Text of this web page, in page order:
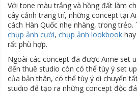
Với tone màu trắng và hồng đất làm
cây cảnh trang trí, những concept tại
cách Hàn Quốc nhẹ nhàng, trong
chụp ảnh cưới, chụp ảnh lookbook hay
rất phù hợp.
Ngoài các concept đã được Aime set
đến thuê studio còn có thể tùy ý set
của bản thân, có thể tùy ý di chuyển
studio để tạo ra những concept độc